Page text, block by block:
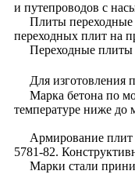
и путепроводов с
Плиты переходные
переходных плит на
Переходные плиты
Для изготовления
Марка бетона по
температуре ниже до
Армирование плит
5781-82.
Марки стали